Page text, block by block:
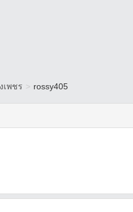
เพชร > rossy405